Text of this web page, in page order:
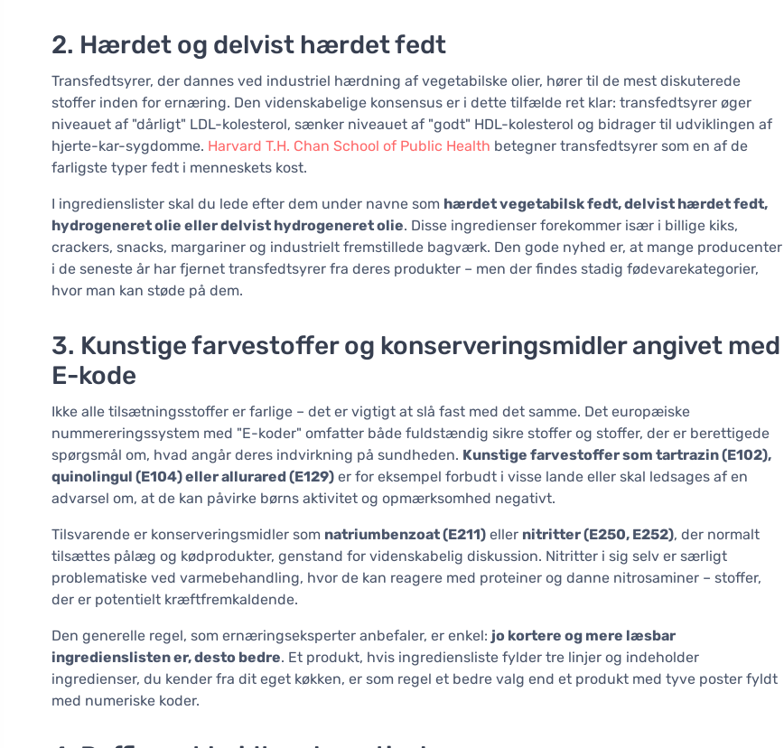
2. Hærdet og delvist hærdet fedt
Transfedtsyrer, der dannes ved industriel hærdning af vegetabilske olier, hører til de mest diskuterede
stoffer inden for ernæring. Den videnskabelige konsensus er i dette tilfælde ret klar: transfedtsyrer øger
niveauet af "dårligt" LDL-kolesterol, sænker niveauet af "godt" HDL-kolesterol og bidrager til udviklingen af
hjerte-kar-sygdomme. Harvard T.H. Chan School of Public Health betegner transfedtsyrer som en af de
farligste typer fedt i menneskets kost.
I ingredienslister skal du lede efter dem under navne som hærdet vegetabilsk fedt, delvist hærdet fedt,
hydrogeneret olie eller delvist hydrogeneret olie. Disse ingredienser forekommer især i billige kiks,
crackers, snacks, margariner og industrielt fremstillede bagværk. Den gode nyhed er, at mange producenter
i de seneste år har fjernet transfedtsyrer fra deres produkter – men der findes stadig fødevarekategorier,
hvor man kan støde på dem.
3. Kunstige farvestoffer og konserveringsmidler angivet med
E-kode
Ikke alle tilsætningsstoffer er farlige – det er vigtigt at slå fast med det samme. Det europæiske
nummereringssystem med "E-koder" omfatter både fuldstændig sikre stoffer og stoffer, der er berettigede
spørgsmål om, hvad angår deres indvirkning på sundheden. Kunstige farvestoffer som tartrazin (E102),
quinolingul (E104) eller allurared (E129) er for eksempel forbudt i visse lande eller skal ledsages af en
advarsel om, at de kan påvirke børns aktivitet og opmærksomhed negativt.
Tilsvarende er konserveringsmidler som natriumbenzoat (E211) eller nitritter (E250, E252), der normalt
tilsættes pålæg og kødprodukter, genstand for videnskabelig diskussion. Nitritter i sig selv er særligt
problematiske ved varmebehandling, hvor de kan reagere med proteiner og danne nitrosaminer – stoffer,
der er potentielt kræftfremkaldende.
Den generelle regel, som ernæringseksperter anbefaler, er enkel: jo kortere og mere læsbar
ingredienslisten er, desto bedre. Et produkt, hvis ingrediensliste fylder tre linjer og indeholder
ingredienser, du kender fra dit eget køkken, er som regel et bedre valg end et produkt med tyve poster fyldt
med numeriske koder.